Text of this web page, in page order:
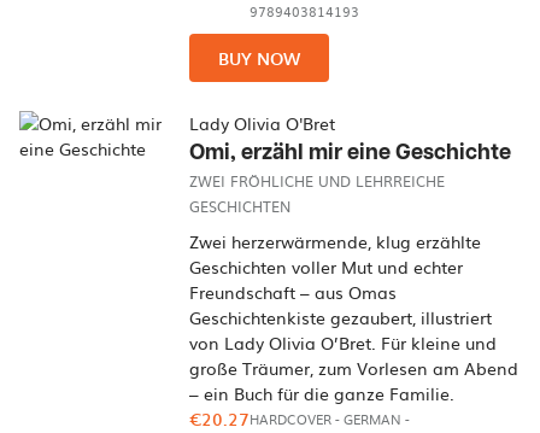
9789403814193
BUY NOW
Lady Olivia O'Bret
Omi, erzähl mir eine Geschichte
ZWEI FRÖHLICHE UND LEHRREICHE
GESCHICHTEN
Zwei herzerwärmende, klug erzählte
Geschichten voller Mut und echter
Freundschaft – aus Omas
Geschichtenkiste gezaubert, illustriert
von Lady Olivia O’Bret. Für kleine und
große Träumer, zum Vorlesen am Abend
– ein Buch für die ganze Familie.
€20.27HARDCOVER-GERMAN -